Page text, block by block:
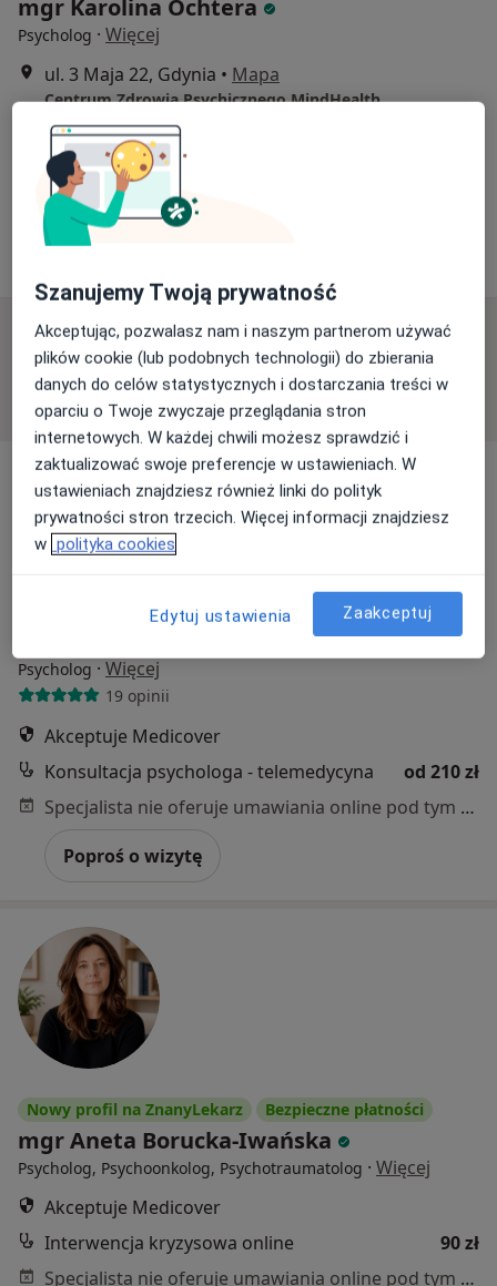
mgr Karolina Ochtera
Psycholog · Więcej
ul. 3 Maja 22, Gdynia • Mapa
Centrum Zdrowia Psychicznego MindHealth
Akceptuje Medicover
Konsultacja psychologiczna
Poproś o wizytę
Dostępne konsultacje online
Specjaliści w Twojej okolicy nie mają dostępności dla
wizyt stacjonarnych. Sprawdź konsultacje online.
mgr Agnieszka Radwańska
Psycholog · Więcej
19 opinii
Akceptuje Medicover
Konsultacja psychologa - telemedycyna
od 210 zł
Specjalista nie oferuje umawiania online pod tym adresem.
Poproś o wizytę
Nowy profil na ZnanyLekarz Bezpieczne płatności
mgr Aneta Borucka-Iwańska
Psycholog, Psychoonkolog, Psychotraumatolog · Więcej
Akceptuje Medicover
Interwencja kryzysowa online
90 zł
Specjalista nie oferuje umawiania online pod tym adresem.
Szanujemy Twoją prywatność
Akceptując, pozwalasz nam i naszym partnerom używać
plików cookie (lub podobnych technologii) do zbierania
danych do celów statystycznych i dostarczania treści w
oparciu o Twoje zwyczaje przeglądania stron
internetowych. W każdej chwili możesz sprawdzić i
zaktualizować swoje preferencje w ustawieniach. W
ustawieniach znajdziesz również linki do polityk
prywatności stron trzecich. Więcej informacji znajdziesz
w polityka cookies
Edytuj ustawienia Zaakceptuj